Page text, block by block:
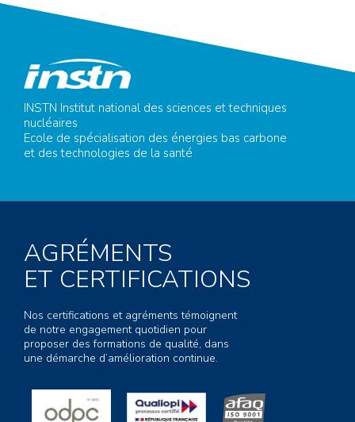
INSTN Institut national des sciences et techniques
nucléaires
Ecole de spécialisation des énergies bas carbone
et des technologies de la santé
AGRÉMENTS
ET CERTIFICATIONS
Nos certifications et agréments témoignent
de notre engagement quotidien pour
proposer des formations de qualité, dans
une démarche d’amélioration continue.